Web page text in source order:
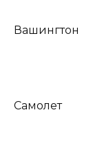
Вашингтон
Самолет